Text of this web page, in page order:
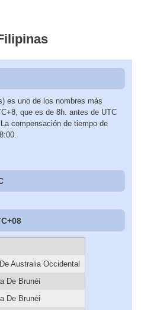
es uno de los nombres más
que es de 8h. antes de UTC
compensación de tiempo de
Australia Occidental
De Brunéi
De Brunéi